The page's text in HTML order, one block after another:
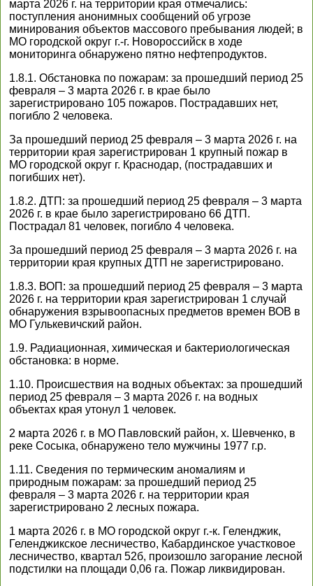
марта 2026 г. на территории края отмечались:
поступления анонимных сообщений об угрозе
минирования объектов массового пребывания людей; в
МО городской округ г.-г. Новороссийск в ходе
мониторинга обнаружено пятно нефтепродуктов.
1.8.1. Обстановка по пожарам: за прошедший период 25
февраля – 3 марта 2026 г. в крае было
зарегистрировано 105 пожаров. Пострадавших нет,
погибло 2 человека.
За прошедший период 25 февраля – 3 марта 2026 г. на
территории края зарегистрирован 1 крупный пожар в
МО городской округ г. Краснодар, (пострадавших и
погибших нет).
1.8.2. ДТП: за прошедший период 25 февраля – 3 марта
2026 г. в крае было зарегистрировано 66 ДТП.
Пострадал 81 человек, погибло 4 человека.
За прошедший период 25 февраля – 3 марта 2026 г. на
территории края крупных ДТП не зарегистрировано.
1.8.3. ВОП: за прошедший период 25 февраля – 3 марта
2026 г. на территории края зарегистрирован 1 случай
обнаружения взрывоопасных предметов времен ВОВ в
МО Гулькевичский район.
1.9. Радиационная, химическая и бактериологическая
обстановка: в норме.
1.10. Происшествия на водных объектах: за прошедший
период 25 февраля – 3 марта 2026 г. на водных
объектах края утонул 1 человек.
2 марта 2026 г. в МО Павловский район, х. Шевченко, в
реке Сосыка, обнаружено тело мужчины 1977 г.р.
1.11. Сведения по термическим аномалиям и
природным пожарам: за прошедший период 25
февраля – 3 марта 2026 г. на территории края
зарегистрировано 2 лесных пожара.
1 марта 2026 г. в МО городской округ г.-к. Геленджик,
Геленджикское лесничество, Кабардинское участковое
лесничество, квартал 52б, произошло загорание лесной
подстилки на площади 0,06 га. Пожар ликвидирован.